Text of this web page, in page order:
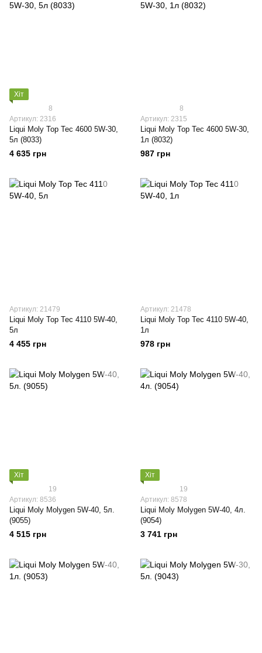
Хіт
8
Артикул: 2316
Liqui Moly Top Tec 4600 5W-30,
5л (8033)
4 635 грн
8
Артикул: 2315
Liqui Moly Top Tec 4600 5W-30,
1л (8032)
987 грн
Артикул: 21479
Liqui Moly Top Tec 4110 5W-40,
5л
4 455 грн
Артикул: 21478
Liqui Moly Top Tec 4110 5W-40,
1л
978 грн
Хіт
19
Артикул: 8536
Liqui Moly Molygen 5W-40, 5л.
(9055)
4 515 грн
Хіт
19
Артикул: 8578
Liqui Moly Molygen 5W-40, 4л.
(9054)
3 741 грн